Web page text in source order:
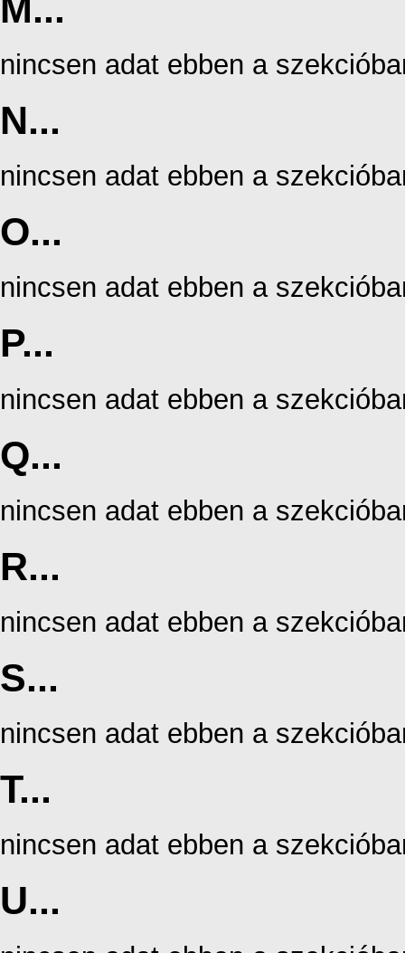
M...
nincsen adat ebben a
N...
nincsen adat ebben a
O...
nincsen adat ebben a
P...
nincsen adat ebben a
Q...
nincsen adat ebben a
R...
nincsen adat ebben a
S...
nincsen adat ebben a
T...
nincsen adat ebben a
U...